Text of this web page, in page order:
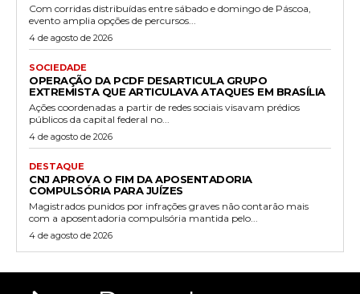
Com corridas distribuídas entre sábado e domingo de Páscoa,
evento amplia opções de percursos...
4 de agosto de 2026
SOCIEDADE
OPERAÇÃO DA PCDF DESARTICULA GRUPO
EXTREMISTA QUE ARTICULAVA ATAQUES EM BRASÍLIA
Ações coordenadas a partir de redes sociais visavam prédios
públicos da capital federal no...
4 de agosto de 2026
DESTAQUE
CNJ APROVA O FIM DA APOSENTADORIA
COMPULSÓRIA PARA JUÍZES
Magistrados punidos por infrações graves não contarão mais
com a aposentadoria compulsória mantida pelo...
4 de agosto de 2026